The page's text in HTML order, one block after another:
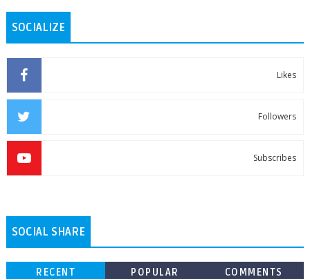
SOCIALIZE
Likes
Followers
Subscribes
SOCIAL SHARE
RECENT POPULAR COMMENTS